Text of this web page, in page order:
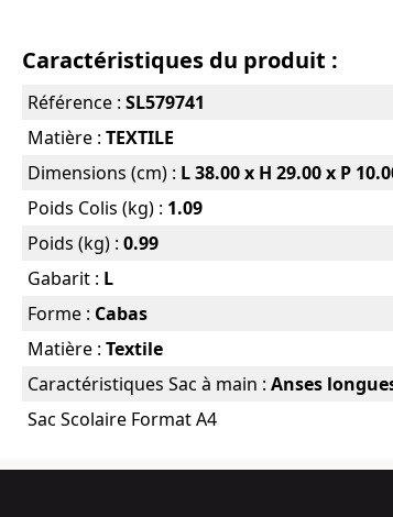
Caractéristiques du produit :
Référence : SL579741
Matière : TEXTILE
Dimensions (cm) : L 38.00 x H 29.00 x P
Poids Colis (kg) : 1.09
Poids (kg) : 0.99
Gabarit : L
Forme : Cabas
Matière : Textile
Caractéristiques Sac à main : Anses
Sac Scolaire Format A4